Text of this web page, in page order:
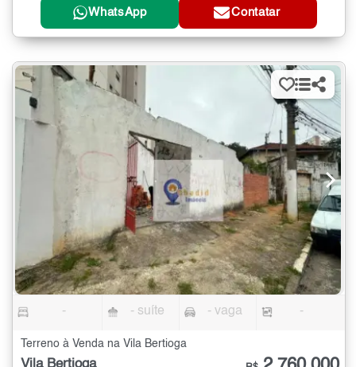
WhatsApp Contatar
- - suíte - vaga -
Terreno à Venda na Vila Bertioga
Vila Bertioga